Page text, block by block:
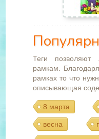
Теги позволяют
рамкам.
рамках то что
описывающая
8 марта
весна